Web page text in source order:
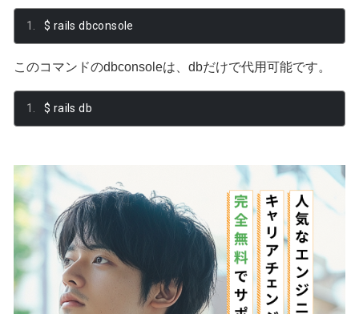
$ rails dbconsole
このコマンドのdbconsoleは、dbだけで代用可能です。
$ rails db